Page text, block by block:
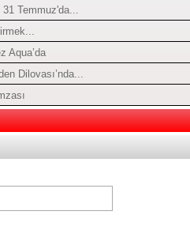
31 Temmuz'da...
Aqua’da
Dilovası’nda...